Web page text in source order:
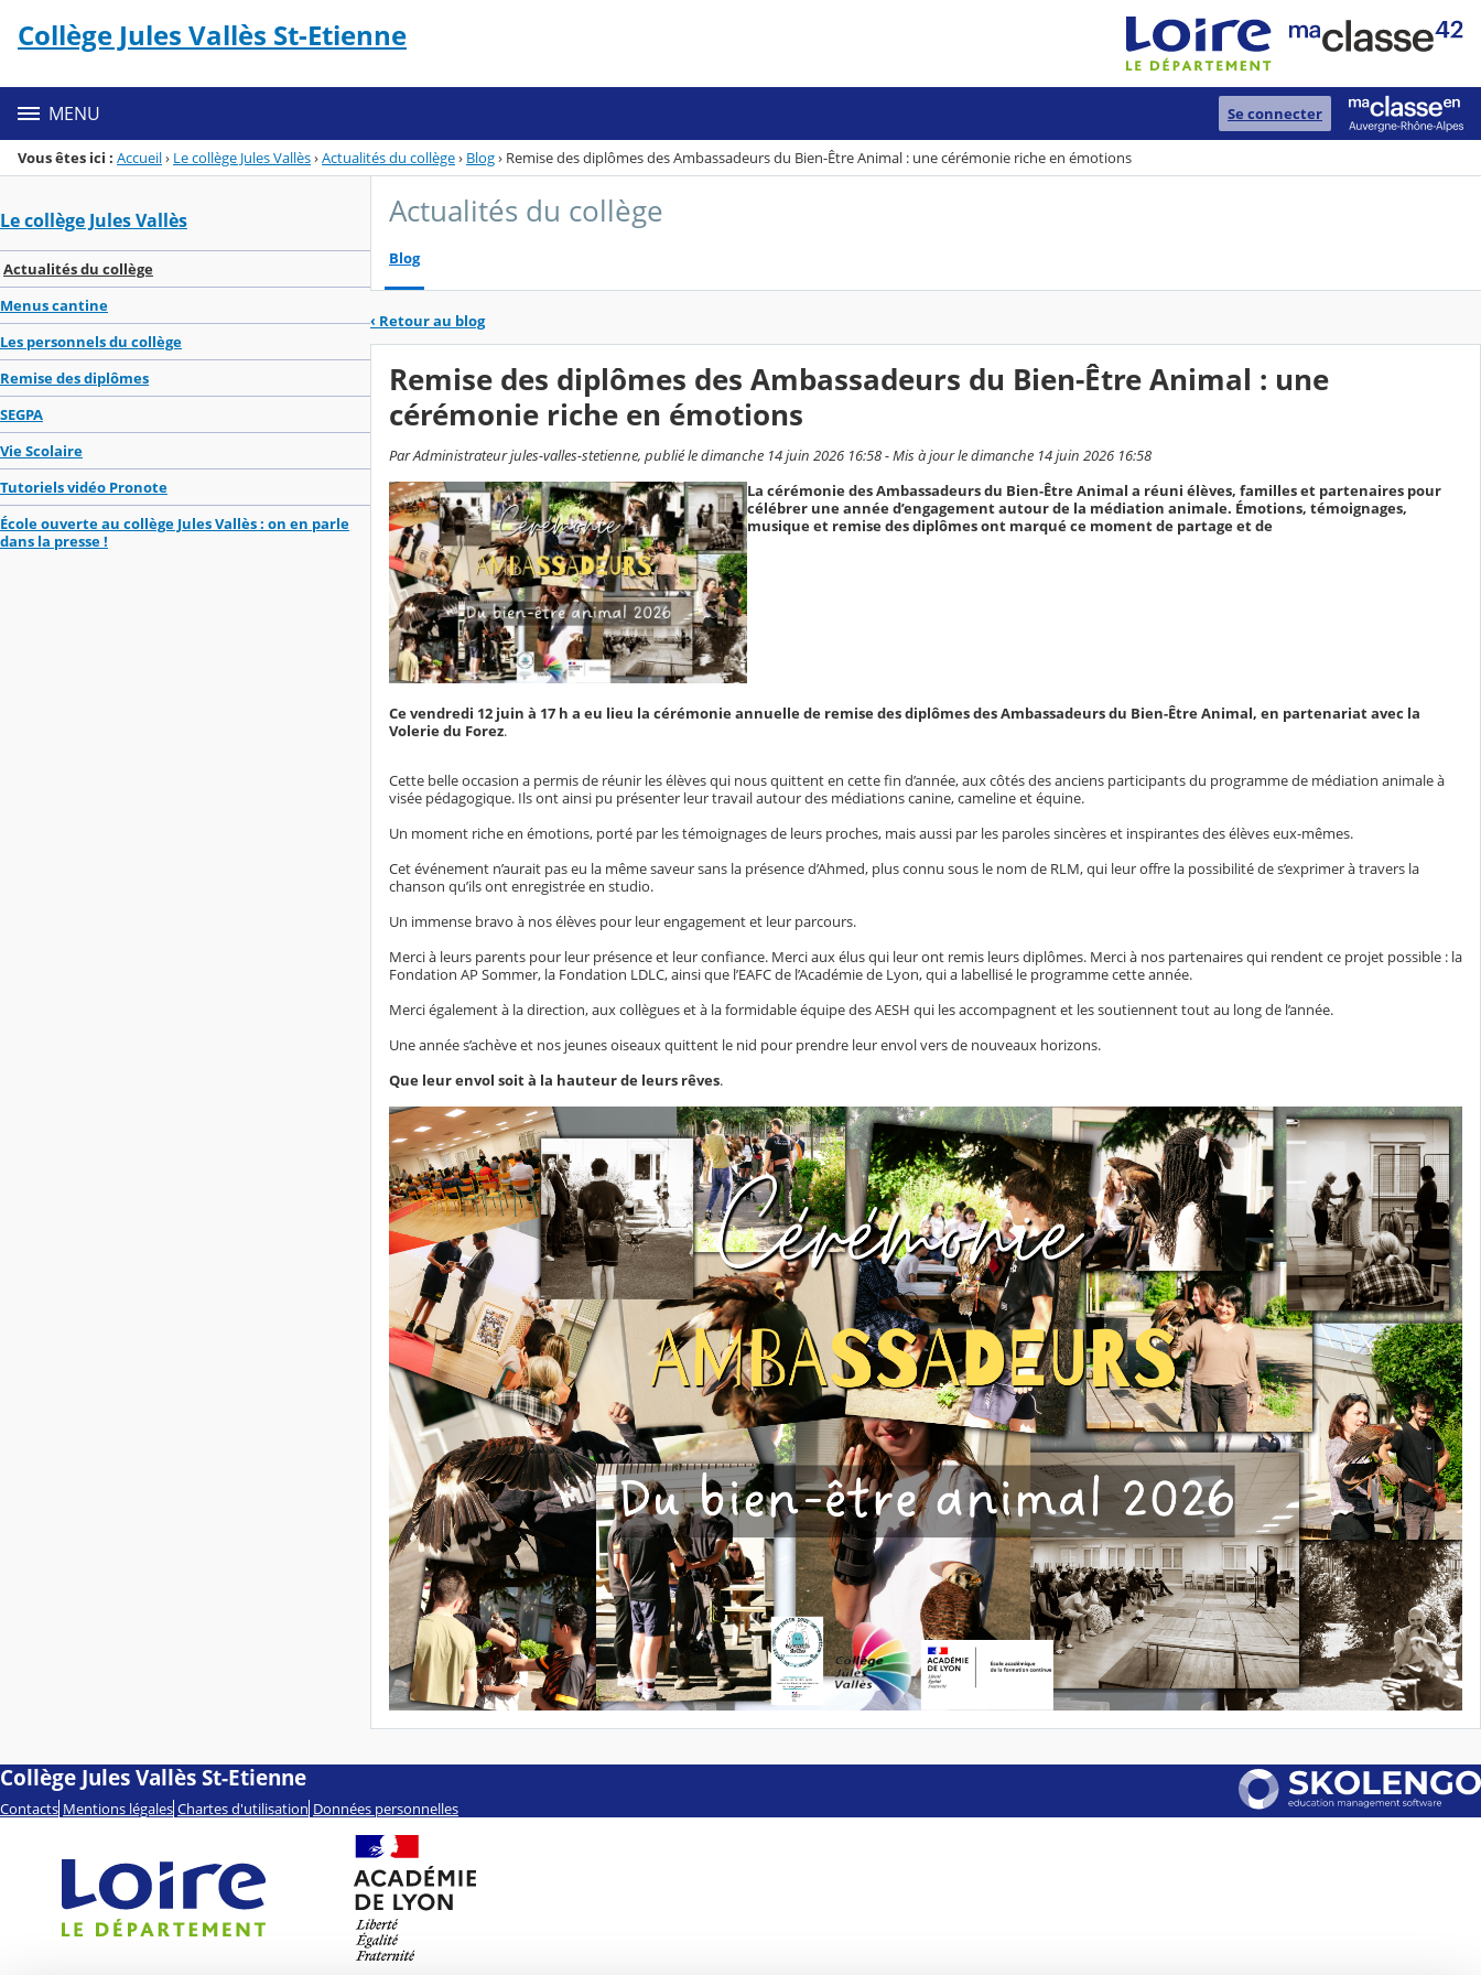
Menu de la rubrique
Contenu
Collège Jules Vallès St-Etienne
MENU Se connecter
Vous êtes ici : Accueil› Le collège Jules Vallès›Actualités du collège› Blog› Remise des diplômes des Ambassadeurs du Bien-Être Animal : une cérémonie riche en émotions
Le collège Jules Vallès
Actualités du collège
Menus cantine
Les personnels du collège
Remise des diplômes
SEGPA
Vie Scolaire
Tutoriels vidéo Pronote
École ouverte au collège Jules Vallès : on en parle
dans la presse !
Actualités du collège
Blog
‹ Retour au blog
Remise des diplômes des Ambassadeurs du Bien-Être Animal : une
cérémonie riche en émotions
Par Administrateur jules-valles-stetienne, publié le dimanche 14 juin 2026 16:58 - Mis à jour le dimanche 14 juin 2026 16:58
La cérémonie des Ambassadeurs du Bien-Être Animal a réuni élèves, familles et partenaires pour
célébrer une année d’engagement autour de la médiation animale. Émotions, témoignages,
musique et remise des diplômes ont marqué ce moment de partage et de
Ce vendredi 12 juin à 17 h a eu lieu la cérémonie annuelle de remise des diplômes des Ambassadeurs du Bien-Être Animal, en partenariat avec la
Volerie du Forez.
Cette belle occasion a permis de réunir les élèves qui nous quittent en cette fin d’année, aux côtés des anciens participants du programme de médiation animale à
visée pédagogique. Ils ont ainsi pu présenter leur travail autour des médiations canine, cameline et équine.
Un moment riche en émotions, porté par les témoignages de leurs proches, mais aussi par les paroles sincères et inspirantes des élèves eux-mêmes.
Cet événement n’aurait pas eu la même saveur sans la présence d’Ahmed, plus connu sous le nom de RLM, qui leur offre la possibilité de s’exprimer à travers la
chanson qu’ils ont enregistrée en studio.
Un immense bravo à nos élèves pour leur engagement et leur parcours.
Merci à leurs parents pour leur présence et leur confiance. Merci aux élus qui leur ont remis leurs diplômes. Merci à nos partenaires qui rendent ce projet possible : la
Fondation AP Sommer, la Fondation LDLC, ainsi que l’EAFC de l’Académie de Lyon, qui a labellisé le programme cette année.
Merci également à la direction, aux collègues et à la formidable équipe des AESH qui les accompagnent et les soutiennent tout au long de l’année.
Une année s’achève et nos jeunes oiseaux quittent le nid pour prendre leur envol vers de nouveaux horizons.
Que leur envol soit à la hauteur de leurs rêves.
Collège Jules Vallès St-Etienne
Contacts Mentions légales Chartes d'utilisation Données personnelles